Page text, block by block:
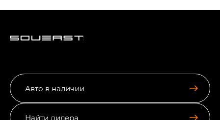
Авто в наличии
Найти дилера